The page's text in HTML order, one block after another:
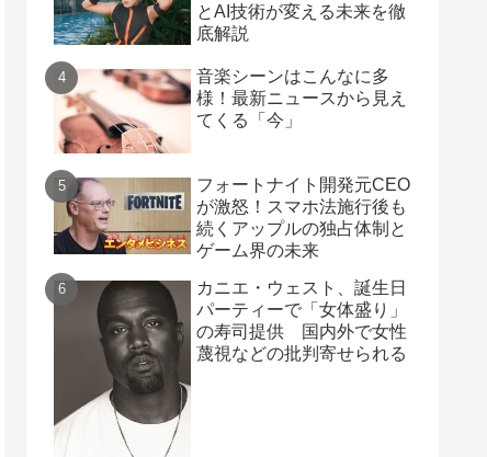
とAI技術が変える未来を徹
底解説
音楽シーンはこんなに多
様！最新ニュースから見え
てくる「今」
フォートナイト開発元CEO
が激怒！スマホ法施行後も
続くアップルの独占体制と
ゲーム界の未来
カニエ・ウェスト、誕生日
パーティーで「女体盛り」
の寿司提供 国内外で女性
蔑視などの批判寄せられる